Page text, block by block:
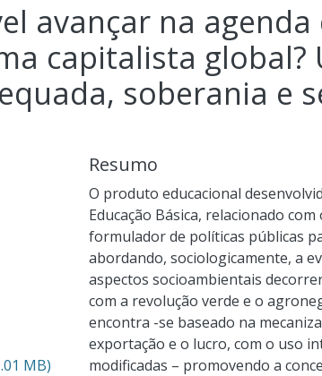
avançar na
capitalista
soberania e
MB)
Resumo
O produto educacional
Educação Básica, relacionado
formulador de políticas públicas
abordando, sociologicamente, a
aspectos socioambientais
com a revolução verde e o
encontra -se baseado na
exportação e o lucro, com o uso
modificadas – promovendo a